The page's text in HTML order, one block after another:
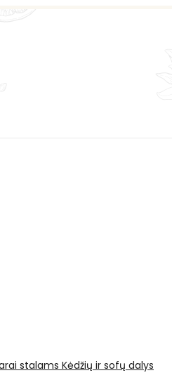
stalams Kėdžių ir sofų dalys